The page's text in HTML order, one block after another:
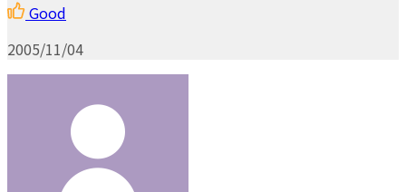
Good
2005/11/04